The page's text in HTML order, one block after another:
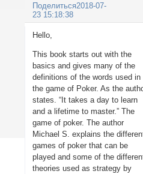
Поделиться2018-07-
23 15:18:38
Hello,
This book starts out with the
basics and gives many of the
definitions of the words used in
the game of Poker. As the
states. “It takes a day to learn
and a lifetime to master.” The
game of poker. The author
Michael S. explains the
games of poker that can be
played and some of the
theories used as strategy by